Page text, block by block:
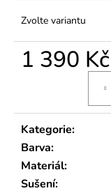
Zvolte variantu
1 390 Kč
Kategorie:
Barva:
Materiál:
Sušení: